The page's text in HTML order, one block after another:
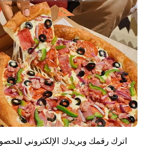
اترك رقمك وبريدك الإلكتروني